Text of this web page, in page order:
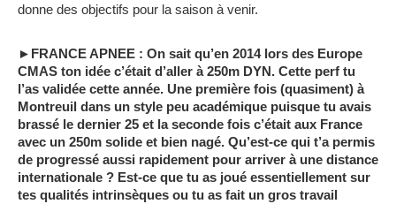
donne des objectifs pour la saison à venir.
►FRANCE APNEE : On sait qu’en 2014 lors des Europe
CMAS ton idée c’était d’aller à 250m DYN. Cette perf tu
l’as validée cette année. Une première fois (quasiment) à
Montreuil dans un style peu académique puisque tu avais
brassé le dernier 25 et la seconde fois c’était aux France
avec un 250m solide et bien nagé. Qu’est-ce qui t’a permis
de progressé aussi rapidement pour arriver à une distance
internationale ? Est-ce que tu as joué essentiellement sur
tes qualités intrinsèques ou tu as fait un gros travail